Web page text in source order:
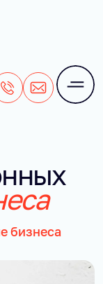
+7 (495) 106-28-71
бизнеса